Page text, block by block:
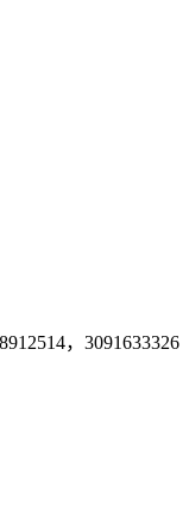
，3091633326